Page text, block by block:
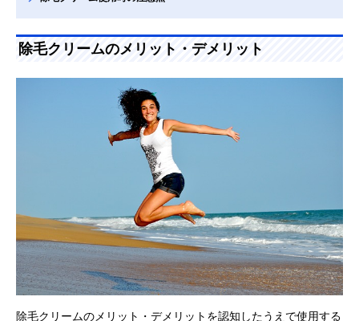
除毛クリームのメリット・デメリット
除毛クリームのメリット・デメリットを認知したうえで使用する